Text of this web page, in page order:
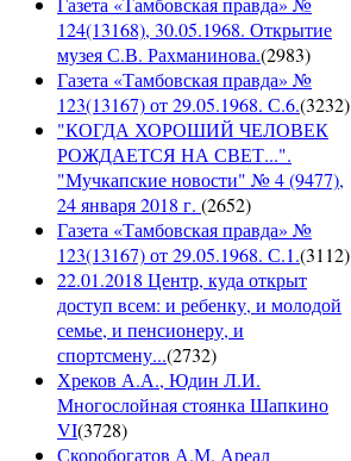
124(13168), 30.05.1968. Открытие
музея С.В. Рахманинова.(2983)
Газета «Тамбовская правда» №
123(13167) от 29.05.1968. С.6.(3232)
"КОГДА ХОРОШИЙ ЧЕЛОВЕК
РОЖДАЕТСЯ НА СВЕТ...".
"Мучкапские новости" № 4 (9477),
24 января 2018 г. (2652)
Газета «Тамбовская правда» №
123(13167) от 29.05.1968. С.1.(3112)
22.01.2018 Центр, куда открыт
доступ всем: и ребенку, и молодой
семье, и пенсионеру, и
спортсмену...(2732)
Хреков А.А., Юдин Л.И.
Многослойная стоянка Шапкино
VI(3728)
Скоробогатов А.М. Ареал